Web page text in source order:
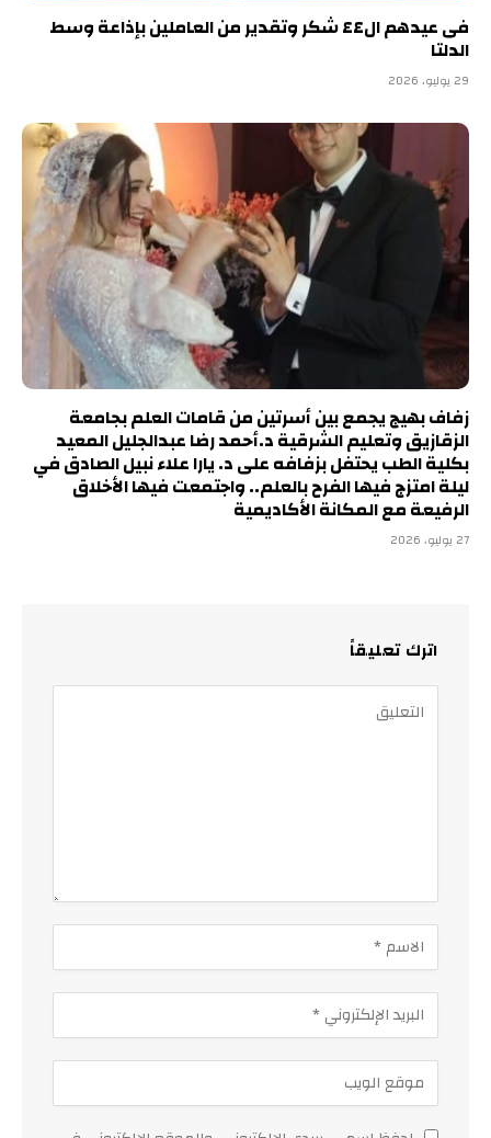
فى عيدهم ال٤٤ شكر وتقدير من العاملين بإذاعة وسط
الدلتا
29 يوليو، 2026
زفاف بهيج يجمع بين أسرتين من قامات العلم بجامعة
الزقازيق وتعليم الشرقية د.أحمد رضا عبدالجليل المعيد
بكلية الطب يحتفل بزفافه على د. يارا علاء نبيل الصادق في
ليلة امتزج فيها الفرح بالعلم.. واجتمعت فيها الأخلاق
الرفيعة مع المكانة الأكاديمية
27 يوليو، 2026
اترك تعليقاً